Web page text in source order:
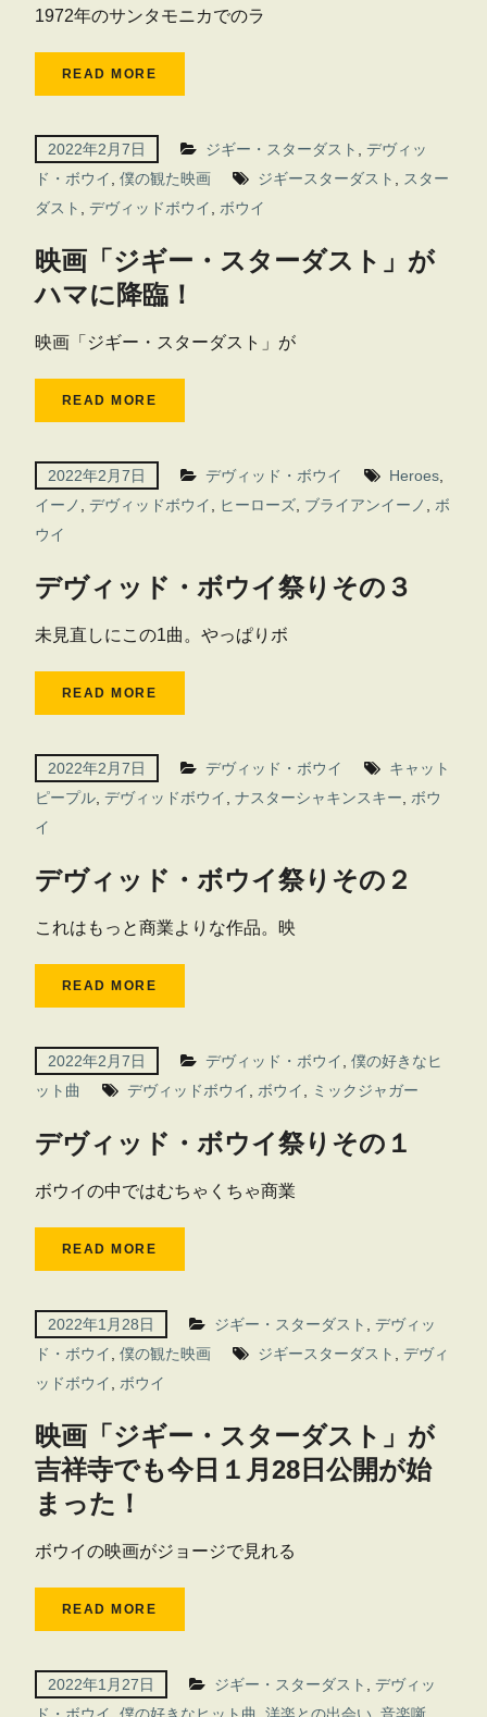
1972年のサンタモニカでのラ
READ MORE
2022年2月7日 ジギー・スターダスト
デヴィッ
ド・ボウイ
僕の観た映画 ジギースターダスト
スター
ダスト
デヴィッドボウイ ボウイ
映画「ジギー・スターダスト」が
ハマに降臨！
映画「ジギー・スターダスト」が
READ MORE
2022年2月7日 デヴィッド・ボウイ Heroes,
イーノ
デヴィッドボウイ ヒーローズ, ブライアンイーノ
ボ
ウイ
デヴィッド・ボウイ祭りその３
未見直しにこの1曲。やっぱりボ
READ MORE
2022年2月7日 デヴィッド・ボウイ
キャット
ピープル, デヴィッドボウイ ナスターシャキンスキー
ボウ
イ
デヴィッド・ボウイ祭りその２
これはもっと商業よりな作品。映
READ MORE
2022年2月7日 デヴィッド・ボウイ
僕の好きなヒ
ット曲
デヴィッドボウイ ボウイ ミックジャガー
デヴィッド・ボウイ祭りその１
ボウイの中ではむちゃくちゃ商業
READ MORE
2022年1月28日 ジギー・スターダスト
デヴィッ
ド・ボウイ
僕の観た映画 ジギースターダスト
デヴィ
ッドボウイ
ボウイ
映画「ジギー・スターダスト」が
吉祥寺でも今日１月28日公開が始
まった！
ボウイの映画がジョージで見れる
READ MORE
2022年1月27日 ジギー・スターダスト
デヴィッ